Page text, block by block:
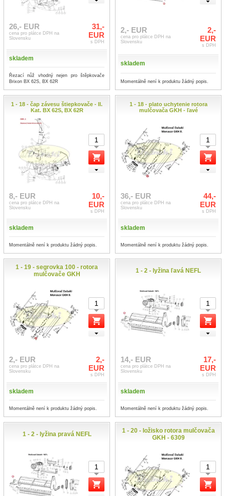
26,- EUR
cena pro plátce DPH na
Slovensku
31,-
EUR
s DPH
skladem
Řezací nůž vhodný nejen pro štěpkovače
Brixon BX 62S, BX 62R
2,- EUR
cena pro plátce DPH na
Slovensku
2,-
EUR
s DPH
skladem
Momentálně není k produktu žádný popis.
1 - 18 - čap závesu štiepkovače - II.
Kat. BX 62S, BX 62R
8,- EUR
cena pro plátce DPH na
Slovensku
10,-
EUR
s DPH
skladem
Momentálně není k produktu žádný popis.
1 - 18 - plato uchytenie rotora
mulčovača GKH - ľavé
36,- EUR
cena pro plátce DPH na
Slovensku
44,-
EUR
s DPH
skladem
Momentálně není k produktu žádný popis.
1 - 19 - segrovka 100 - rotora
mulčovače GKH
2,- EUR
cena pro plátce DPH na
Slovensku
2,-
EUR
s DPH
skladem
Momentálně není k produktu žádný popis.
1 - 2 - lyžina ľavá NEFL
14,- EUR
cena pro plátce DPH na
Slovensku
17,-
EUR
s DPH
skladem
Momentálně není k produktu žádný popis.
1 - 2 - lyžina pravá NEFL
1 - 20 - ložisko rotora mulčovača
GKH - 6309